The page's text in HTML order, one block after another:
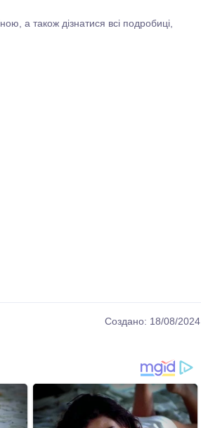
а також дізнатися всі подробиці,
Создано: 18/08/2024